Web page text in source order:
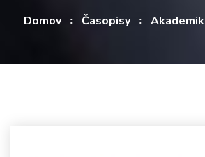
Domov Časopisy Akademik